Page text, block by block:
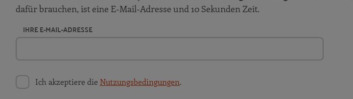
dafür brauchen, ist eine E-Mail-Adresse und 10 Sekunden Zeit.
IHRE E-MAIL-ADRESSE
Ich akzeptiere die Nutzungsbedingungen.